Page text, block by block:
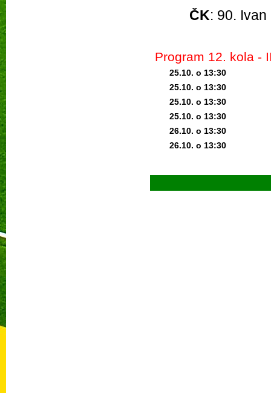
ČK: 90.
Program 12. kola -
25.10. o 13:30
25.10. o 13:30
25.10. o 13:30
25.10. o 13:30
26.10. o 13:30
26.10. o 13:30